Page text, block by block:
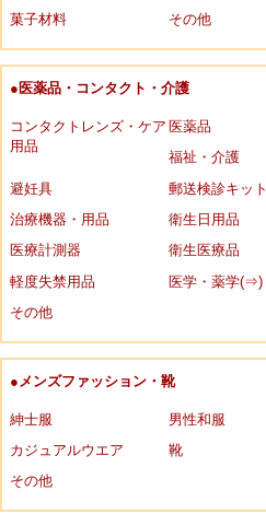
菓子材料
その他
●医薬品・コンタクト・介護
コンタクトレンズ・ケア
用品
医薬品
福祉・介護
避妊具
郵送検診キット
治療機器・用品
衛生日用品
医療計測器
衛生医療品
軽度失禁用品
医学・薬学(⇒)
その他
●メンズファッション・靴
紳士服
男性和服
カジュアルウエア
靴
その他